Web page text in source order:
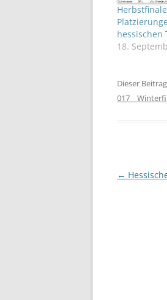
hessischen
18.
Dieser
←